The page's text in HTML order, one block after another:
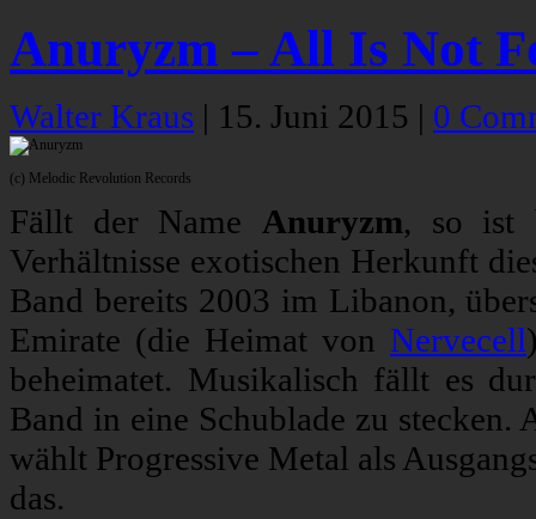
Anuryzm – All Is Not
Walter Kraus | 15. Juni 2015 | 0
(c) Melodic Revolution Records
Fällt der Name Anuryzm, so ist
Verhältnisse exotischen Herkunft
Band bereits 2003 im Libanon,
Emirate (die Heimat von Nervecell
beheimatet. Musikalisch fällt es
Band in eine Schublade zu
wählt Progressive Metal als
das.